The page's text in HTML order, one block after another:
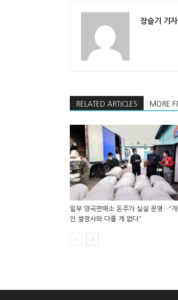
장슬기 기자
RELATED ARTICLES MORE
일부 양곡판매소 돈주가 실질 운영…“개
인 쌀장사와 다를 게 없다”